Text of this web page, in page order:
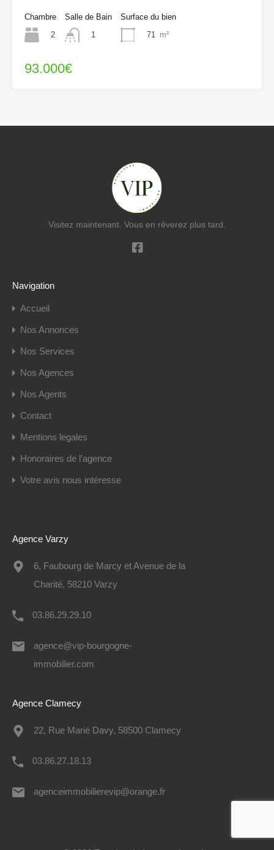
Chambre
2
Salle de Bain
1
Surface du bien
71 m²
93.000€
Visitez maintenant. Vous en rêverez plus tard.
Navigation
Accueil
Nos Annonces
Nos Services
Nos Agences
Nos Agents
Contact
Mentions legales
Honoraires de l’agence
Votre avis nous intéresse
Agence Varzy
6, Faubourg de Marcy et Avenue de la
Charité, 58210 Varzy
03.86.29.29.10
agence@vip-bourgogne-
immobilier.com
Agence Clamecy
22, Rue Marié Davy, 58500 Clamecy
03.86.27.18.13
agenceimmobilierevip@orange.fr